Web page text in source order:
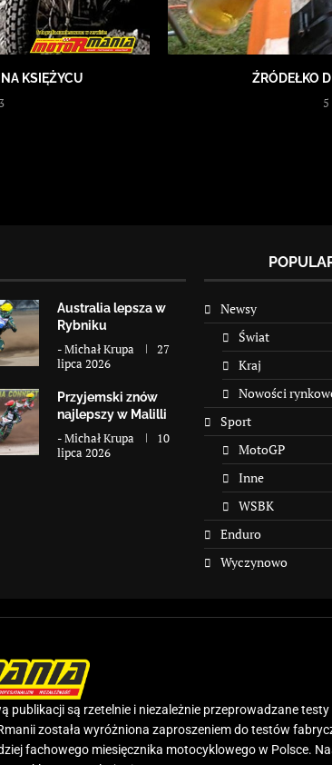
KSIĘŻYCU ŹRÓDEŁKO
Australia lepsza w
Rybniku
-Michał Krupa
27
lipca 2026
Przyjemski znów
najlepszy w Malilli
-Michał Krupa
10
lipca 2026
Newsy
Świat
Kraj
Nowości
Sport
MotoGP
Inne
WSBK
Enduro
Wyczynowo
są rzetelnie i niezależnie przeprowadzane
została wyróżniona zaproszeniem do testów
fachowego miesięcznika motocyklowego w Polsce.